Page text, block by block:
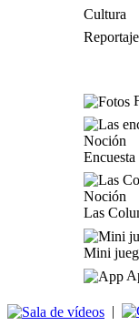
Cultura
Encuesta
Las
Mini
|